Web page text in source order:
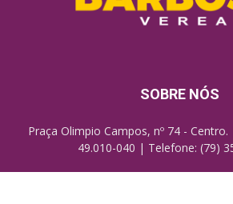
SOBRE NÓS
Praça Olimpio Campos, nº 74 - Centro.
49.010-040 | Telefone: (79)